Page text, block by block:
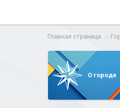
Главная страница
О городе